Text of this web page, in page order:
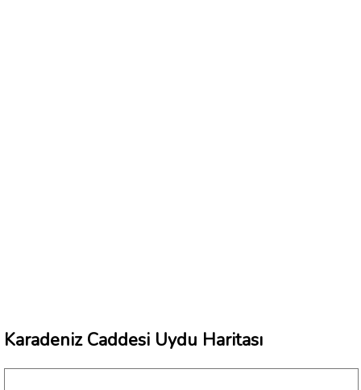
Karadeniz Caddesi Uydu Haritası